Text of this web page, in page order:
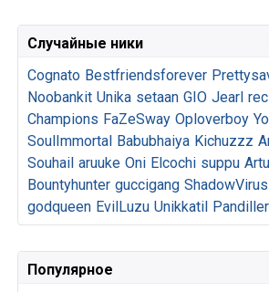
Случайные ники
Cognato Bestfriendsforever
Noobankit Unika setaan GIO Jearl
Champions FaZeSway Oploverboy
SoulImmortal Babubhaiya Kichuzzz
Souhail aruuke Oni Elcochi suppu
Bountyhunter guccigang ShadowVirus
godqueen EvilLuzu Unikkatil
Популярное